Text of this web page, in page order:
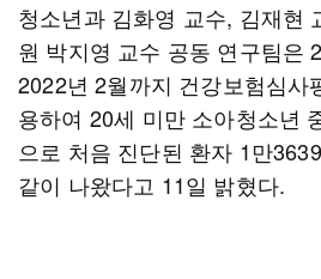
청소년과 김화영 교수, 김재현
원 박지영 교수 공동 연구팀은
2022년 2월까지 건강보험심사
용하여 20세 미만 소아청소년
으로 처음 진단된 환자 1만
같이 나왔다고 11일 밝혔다.